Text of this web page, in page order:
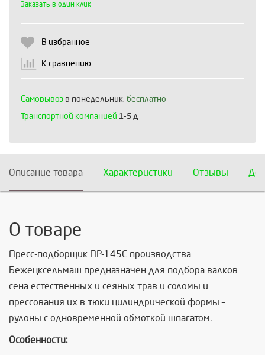
Заказать в один клик
В избранное
К сравнению
Самовывоз в понедельник, бесплатно
Транспортной компанией 1-5 д
Описание товара Характеристики Отзывы
О товаре
Пресс-подборщик ПР-145С производства
Бежецксельмаш предназначен для подбора валков
сена естественных и сеяных трав и соломы и
прессования их в тюки цилиндрической формы –
рулоны с одновременной обмоткой шпагатом.
Особенности: